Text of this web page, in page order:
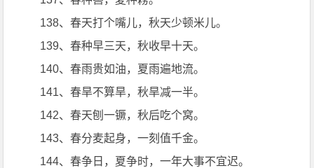
138、春天打个嘴儿，秋天少顿米儿。
139、春种早三天，秋收早十天。
140、春雨贵如油，夏雨遍地流。
141、春旱不算旱，秋旱减一半。
142、春天刨一镢，秋后吃个窝。
143、春分麦起身，一刻值千金。
144、春争日，夏争时，一年大事不宜迟。